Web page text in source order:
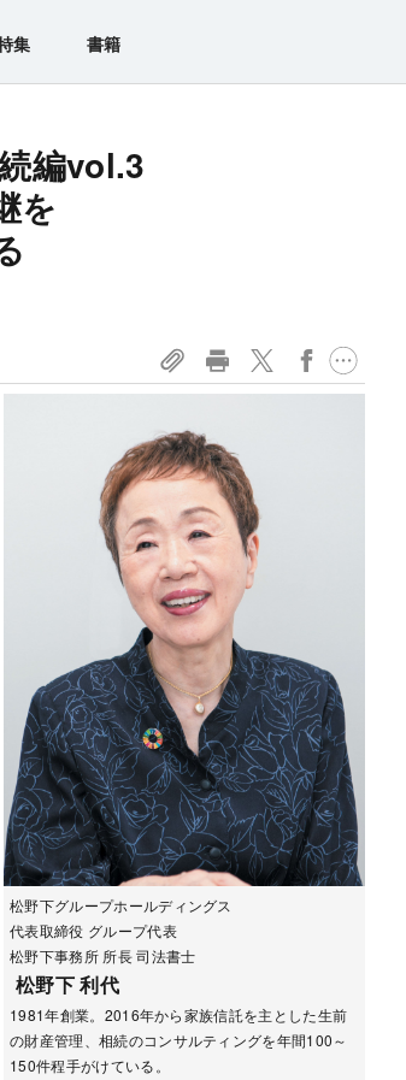
集 書籍
編vol.3
を
松野下グループホールディングス
代表取締役 グループ代表
松野下事務所 所長 司法書士
松野下 利代
1981年創業。2016年から家族信託を主とした生前
の財産管理、相続のコンサルティングを年間100～
150件程手がけている。